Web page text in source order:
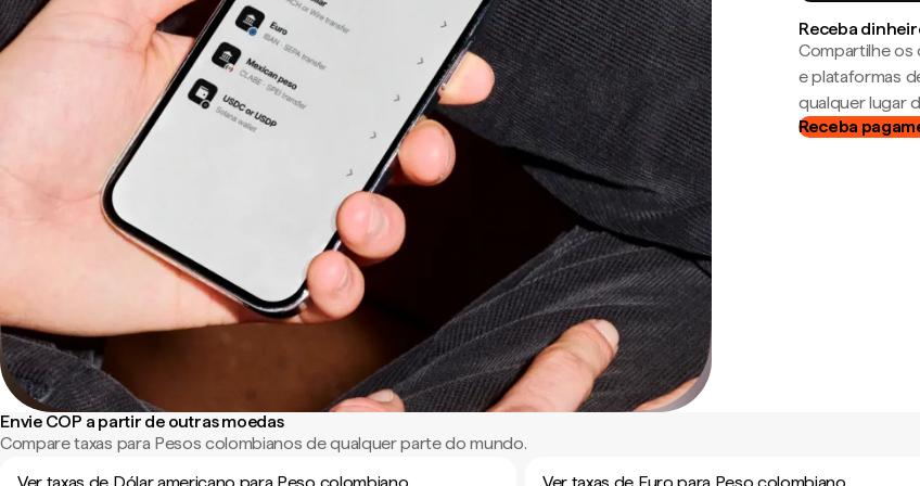
Receba
Compartilhe os
e plataformas
qualquer lugar
Receba
Envie COP a partir de outras moedas
Compare taxas para Pesos colombianos de qualquer parte do mundo.